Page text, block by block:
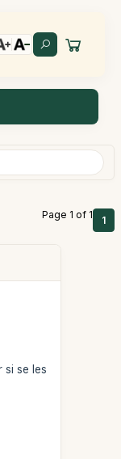
Page 1 of 1 1
si se les